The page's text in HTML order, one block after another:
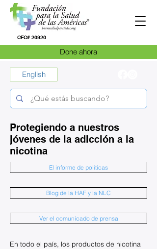
Done ahora
CFC# 26926
English
Protegiendo a nuestros
jóvenes de la adicción a la
nicotina
El informe de políticas
Blog de la HAF y la NLC
Ver el comunicado de prensa
En todo el país, los productos de nicotina